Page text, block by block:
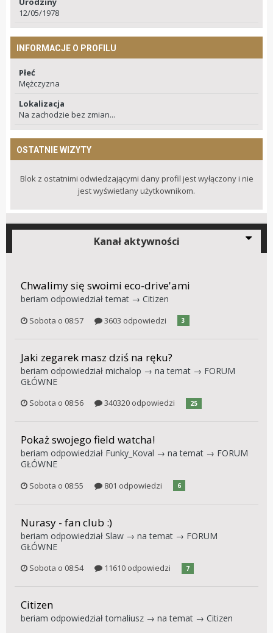
12/05/1978
INFORMACJE O PROFILU
Płeć
Mężczyzna
Lokalizacja
Na zachodzie bez zmian...
OSTATNIE WIZYTY
Blok z ostatnimi odwiedzającymi dany profil jest wyłączony i nie
jest wyświetlany użytkownikom.
Kanał aktywności
Chwalimy się swoimi eco-drive'ami
beriam odpowiedział temat → Citizen
Sobota o 08:57 3603 odpowiedzi 3
Jaki zegarek masz dziś na ręku?
beriam odpowiedział michalop → na temat → FORUM
GŁÓWNE
Sobota o 08:56 340320 odpowiedzi 25
Pokaż swojego field watcha!
beriam odpowiedział Funky_Koval → na temat → FORUM
GŁÓWNE
Sobota o 08:55 801 odpowiedzi 6
Nurasy - fan club :)
beriam odpowiedział Slaw → na temat → FORUM
GŁÓWNE
Sobota o 08:54 11610 odpowiedzi 7
Citizen
beriam odpowiedziałtomaliusz → na temat → Citizen